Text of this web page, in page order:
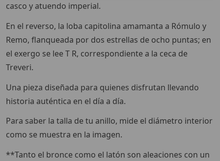
casco y atuendo imperial.
En el reverso, la loba capitolina amamanta a Rómulo y
Remo, flanqueada por dos estrellas de ocho puntas; en
el exergo se lee T R, correspondiente a la ceca de
Treveri.
Una pieza diseñada para quienes disfrutan llevando
historia auténtica en el día a día.
Para saber la talla de tu anillo, mide el diámetro interior
como se muestra en la imagen.
**Tanto el bronce como el latón son aleaciones con un